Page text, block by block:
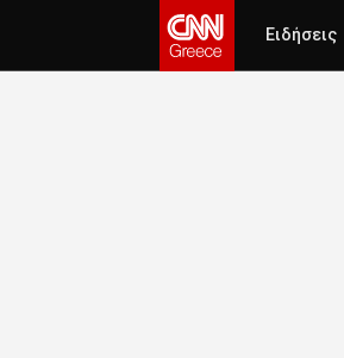
Ειδήσεις